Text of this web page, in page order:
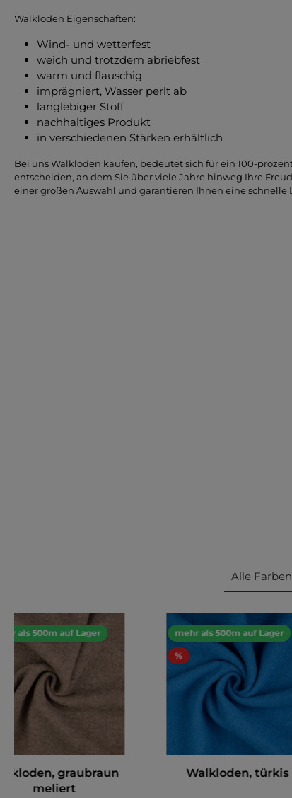
Walkloden Eigenschaften:
Wind- und wetterfest
weich und trotzdem abriebfest
warm und flauschig
imprägniert, Wasser perlt ab
langlebiger Stoff
nachhaltiges Produkt
in verschiedenen Stärken erhältlich
Bei uns Walkloden kaufen, bedeutet sich für ein 100-
entscheiden, an dem Sie über viele Jahre hinweg Ihre
einer großen Auswahl und garantieren Ihnen eine schnelle
Alle Farben
als 500m auf Lager
graubraun
meliert
mehr als 500m auf Lager
%
Walkloden, türkis